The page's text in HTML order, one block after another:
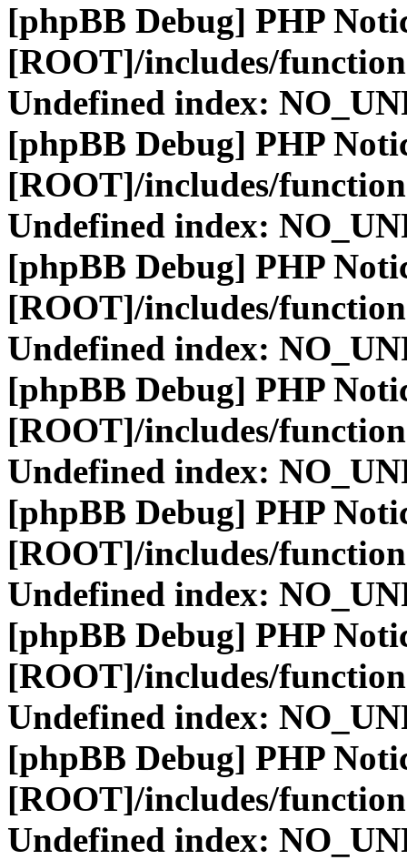
[phpBB Debug] PHP
[ROOT]/includes/
Undefined index:
[phpBB Debug] PHP
[ROOT]/includes/
Undefined index:
[phpBB Debug] PHP
[ROOT]/includes/
Undefined index:
[phpBB Debug] PHP
[ROOT]/includes/
Undefined index:
[phpBB Debug] PHP
[ROOT]/includes/
Undefined index:
[phpBB Debug] PHP
[ROOT]/includes/
Undefined index:
[phpBB Debug] PHP
[ROOT]/includes/
Undefined index: